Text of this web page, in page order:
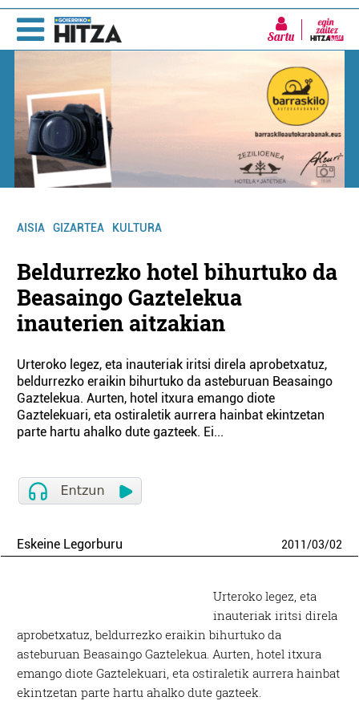
Sartu
AISIA GIZARTEA KULTURA
Beldurrezko hotel bihurtuko da
Beasaingo Gaztelekua
inauterien aitzakian
Urteroko legez, eta inauteriak iritsi direla aprobetxatuz,
beldurrezko eraikin bihurtuko da asteburuan Beasaingo
Gaztelekua. Aurten, hotel itxura emango diote
Gaztelekuari, eta ostiraletik aurrera hainbat ekintzetan
parte hartu ahalko dute gazteek. Ei...
Eskeine Legorburu 2011/03/02
Urteroko legez, eta
inauteriak iritsi direla
aprobetxatuz, beldurrezko eraikin bihurtuko da
asteburuan Beasaingo Gaztelekua. Aurten, hotel itxura
emango diote Gaztelekuari, eta ostiraletik aurrera hainbat
ekintzetan parte hartu ahalko dute gazteek.